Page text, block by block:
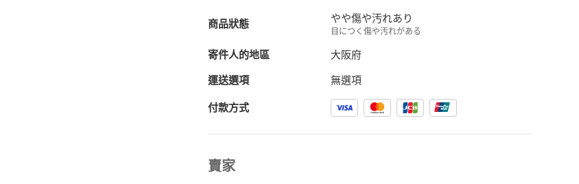
商品狀態 やや傷や汚れあり
目につく傷や汚れがある
寄件人的地區 大阪府
運送選項 無選項
付款方式
賣家